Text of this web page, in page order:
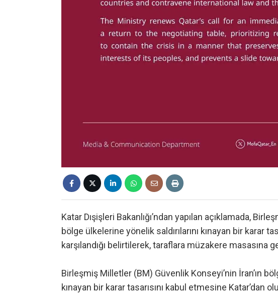
Katar Dışişleri Bakanlığı’ndan yapılan açıklamada,
bölge ülkelerine yönelik saldırılarını kınayan bir karar
karşılandığı belirtilerek, taraflara müzakere masasına
Birleşmiş Milletler (BM) Güvenlik Konseyi’nin İran’ın
kınayan bir karar tasarısını kabul etmesine Katar’dan